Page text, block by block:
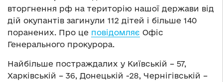
вторгнення рф на територію нашої держави від
дій окупантів загинули 112 дітей і більше 140
поранених. Про це повідомляє Офіс
Генерального прокурора.
Найбільше постраждалих у Київській – 57,
Харківській – 36, Донецькій -28, Чернігівській –